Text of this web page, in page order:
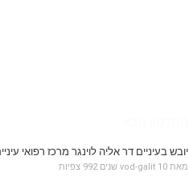
יובש בעיניים דר אליה לוינגר מרכז רפואי
מאת vod-galit 10 שנים 992 צפיות